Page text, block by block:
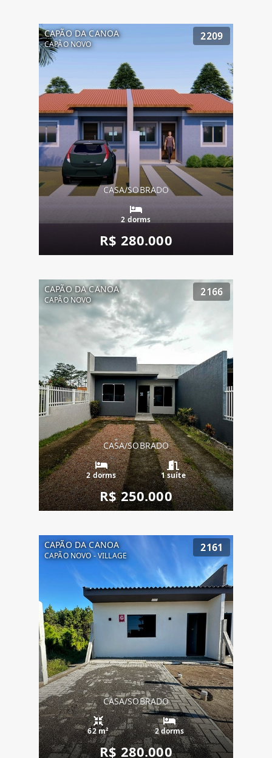
CAPÃO DA CANOA
CAPÃO NOVO
2209
CASA/SOBRADO
2 dorms
R$ 280.000
CAPÃO DA CANOA
CAPÃO NOVO
2166
CASA/SOBRADO
2 dorms 1 suíte
R$ 250.000
CAPÃO DA CANOA
CAPÃO NOVO - VILLAGE
2161
CASA/SOBRADO
62 m² 2 dorms
R$ 280.000